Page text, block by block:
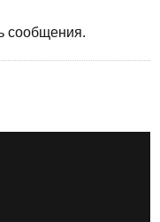
сообщения.